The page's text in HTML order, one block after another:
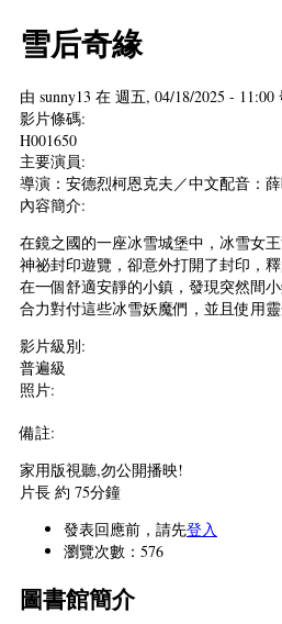
雪后奇緣
由 sunny13 在 週五, 04/18/2025 - 11:00
影片條碼:
H001650
主要演員:
導演：安德烈柯恩克夫／中文配音：
內容簡介:
在鏡之國的一座冰雪城堡中，冰雪女
神祕封印遊覽，卻意外打開了封印，
在一個舒適安靜的小鎮，發現突然間
合力對付這些冰雪妖魔們，並且使用
影片級別:
普遍級
照片:
備註:
家用版視聽,勿公開播映!
片長 約 75分鐘
發表回應前，請先登入
瀏覽次數：576
圖書館簡介